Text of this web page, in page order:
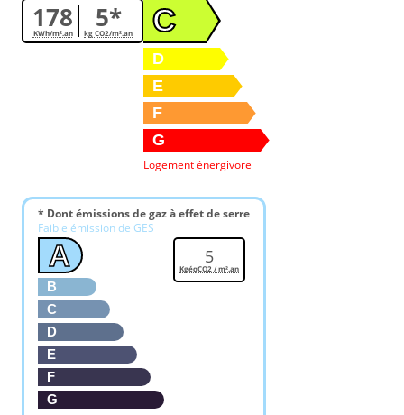
178
KWh/m².an 5*
kg CO2/m².an C
D
E
F
G
Logement énergivore
* Dont émissions de gaz à effet de serre
Faible émission de GES
A
B
C
D
E
F
G
5
KgéqCO2 / m².an